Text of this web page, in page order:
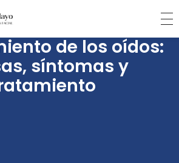
de los oídos:
síntomas y